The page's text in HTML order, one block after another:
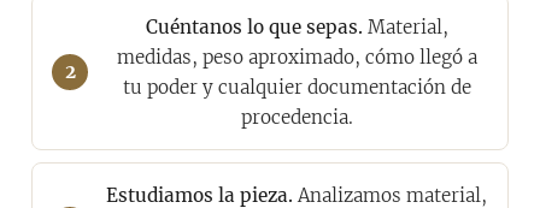
Cuéntanos lo que sepas. Material,
medidas, peso aproximado, cómo llegó a
tu poder y cualquier documentación de
procedencia.
Estudiamos la pieza. Analizamos material,